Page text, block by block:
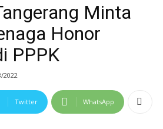
Minta
Honor
PPPK
2022
Twitter WhatsApp